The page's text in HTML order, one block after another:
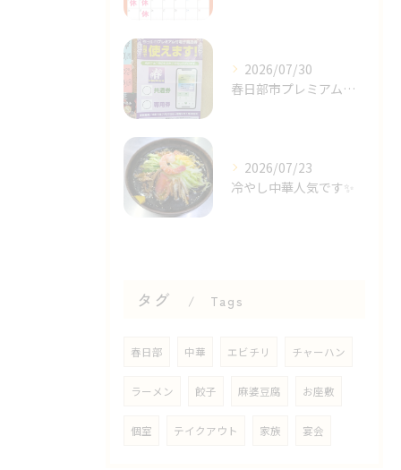
2026/07/30
春日部市プレミアム商品券✨⁡
2026/07/23
冷やし中華人気です✨⁡
タグ Tags
春日部 中華 エビチリ チャーハン
ラーメン 餃子 麻婆豆腐 お座敷
個室 テイクアウト 家族 宴会